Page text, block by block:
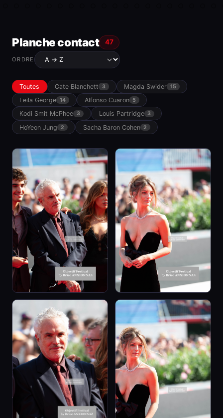
Planche contact 47
ORDRE
Toutes Cate Blanchett 3 Magda Swider 15
Leila George 14 Alfonso Cuaron 5
Kodi Smit McPhee 3 Louis Partridge 3
HoYeon Jung 2 Sacha Baron Cohen 2